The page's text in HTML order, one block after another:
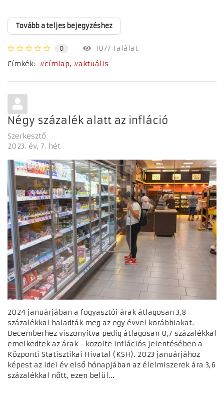
Tovább a teljes bejegyzéshez
0
1077 Találat
Címkék:
címlap aktuális
Négy százalék alatt az infláció
Szerkesztő
2023. év 7. hét
2024 januárjában a fogyasztói árak átlagosan 3,8
százalékkal haladták meg az egy évvel korábbiakat.
Decemberhez viszonyítva pedig átlagosan 0,7 százalékkal
emelkedtek az árak - közölte inflációs jelentésében a
Központi Statisztikai Hivatal (KSH). 2023 januárjához
képest az idei év első hónapjában az élelmiszerek ára 3,6
százalékkal nőtt, ezen belül...